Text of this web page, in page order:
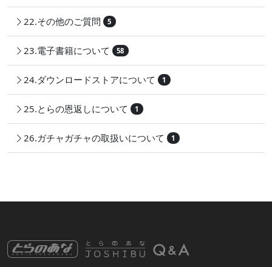
22.その他のご質問 5
23.電子書籍について 58
24.ダウンロードストアについて 1
25.とらの恩返しについて 1
26.ガチャガチャの取扱いについて 1